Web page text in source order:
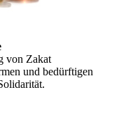
von Zakat
und bedürftigen